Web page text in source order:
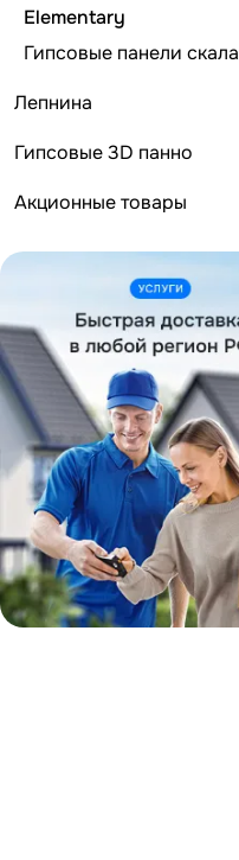
Elementary
Гипсовые панели скала
Лепнина
Гипсовые 3D панно
Акционные товары